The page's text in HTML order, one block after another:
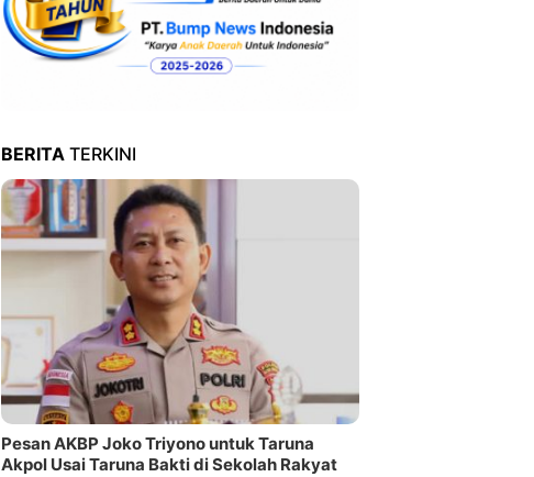
BERITA TERKINI
Pesan AKBP Joko Triyono untuk Taruna
Akpol Usai Taruna Bakti di Sekolah Rakyat